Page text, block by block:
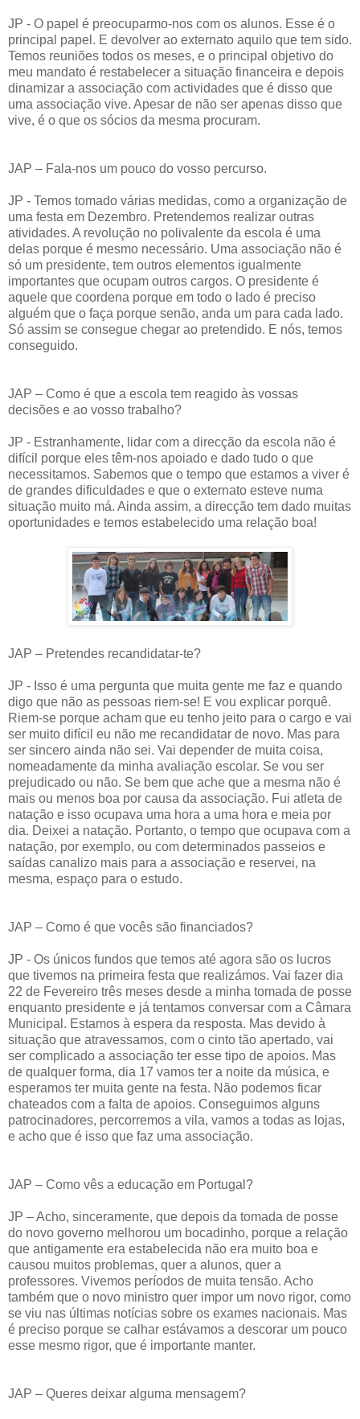
JP - O papel é preocuparmo-nos com os alunos. Esse é o
principal papel. E devolver ao externato aquilo que tem sido.
Temos reuniões todos os meses, e o principal objetivo do
meu mandato é restabelecer a situação financeira e depois
dinamizar a associação com actividades que é disso que
uma associação vive. Apesar de não ser apenas disso que
vive, é o que os sócios da mesma procuram.
JAP – Fala-nos um pouco do vosso percurso.
JP - Temos tomado várias medidas, como a organização de
uma festa em Dezembro. Pretendemos realizar outras
atividades. A revolução no polivalente da escola é uma
delas porque é mesmo necessário. Uma associação não é
só um presidente, tem outros elementos igualmente
importantes que ocupam outros cargos. O presidente é
aquele que coordena porque em todo o lado é preciso
alguém que o faça porque senão, anda um para cada lado.
Só assim se consegue chegar ao pretendido. E nós, temos
conseguido.
JAP – Como é que a escola tem reagido às vossas
decisões e ao vosso trabalho?
JP - Estranhamente, lidar com a direcção da escola não é
difícil porque eles têm-nos apoiado e dado tudo o que
necessitamos. Sabemos que o tempo que estamos a viver é
de grandes dificuldades e que o externato esteve numa
situação muito má. Ainda assim, a direcção tem dado muitas
oportunidades e temos estabelecido uma relação boa!
JAP – Pretendes recandidatar-te?
JP - Isso é uma pergunta que muita gente me faz e quando
digo que não as pessoas riem-se! E vou explicar porquê.
Riem-se porque acham que eu tenho jeito para o cargo e vai
ser muito difícil eu não me recandidatar de novo. Mas para
ser sincero ainda não sei. Vai depender de muita coisa,
nomeadamente da minha avaliação escolar. Se vou ser
prejudicado ou não. Se bem que ache que a mesma não é
mais ou menos boa por causa da associação. Fui atleta de
natação e isso ocupava uma hora a uma hora e meia por
dia. Deixei a natação. Portanto, o tempo que ocupava com a
natação, por exemplo, ou com determinados passeios e
saídas canalizo mais para a associação e reservei, na
mesma, espaço para o estudo.
JAP – Como é que vocês são financiados?
JP - Os únicos fundos que temos até agora são os lucros
que tivemos na primeira festa que realizámos. Vai fazer dia
22 de Fevereiro três meses desde a minha tomada de posse
enquanto presidente e já tentamos conversar com a Câmara
Municipal. Estamos à espera da resposta. Mas devido à
situação que atravessamos, com o cinto tão apertado, vai
ser complicado a associação ter esse tipo de apoios. Mas
de qualquer forma, dia 17 vamos ter a noite da música, e
esperamos ter muita gente na festa. Não podemos ficar
chateados com a falta de apoios. Conseguimos alguns
patrocinadores, percorremos a vila, vamos a todas as lojas,
e acho que é isso que faz uma associação.
JAP – Como vês a educação em Portugal?
JP – Acho, sinceramente, que depois da tomada de posse
do novo governo melhorou um bocadinho, porque a relação
que antigamente era estabelecida não era muito boa e
causou muitos problemas, quer a alunos, quer a
professores. Vivemos períodos de muita tensão. Acho
também que o novo ministro quer impor um novo rigor, como
se viu nas últimas notícias sobre os exames nacionais. Mas
é preciso porque se calhar estávamos a descorar um pouco
esse mesmo rigor, que é importante manter.
JAP – Queres deixar alguma mensagem?